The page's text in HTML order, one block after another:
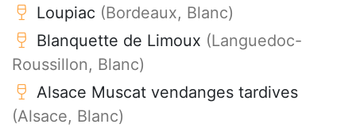
Loupiac (Bordeaux, Blanc)
Blanquette de Limoux (Languedoc-
Roussillon, Blanc)
Alsace Muscat vendanges tardives
(Alsace, Blanc)